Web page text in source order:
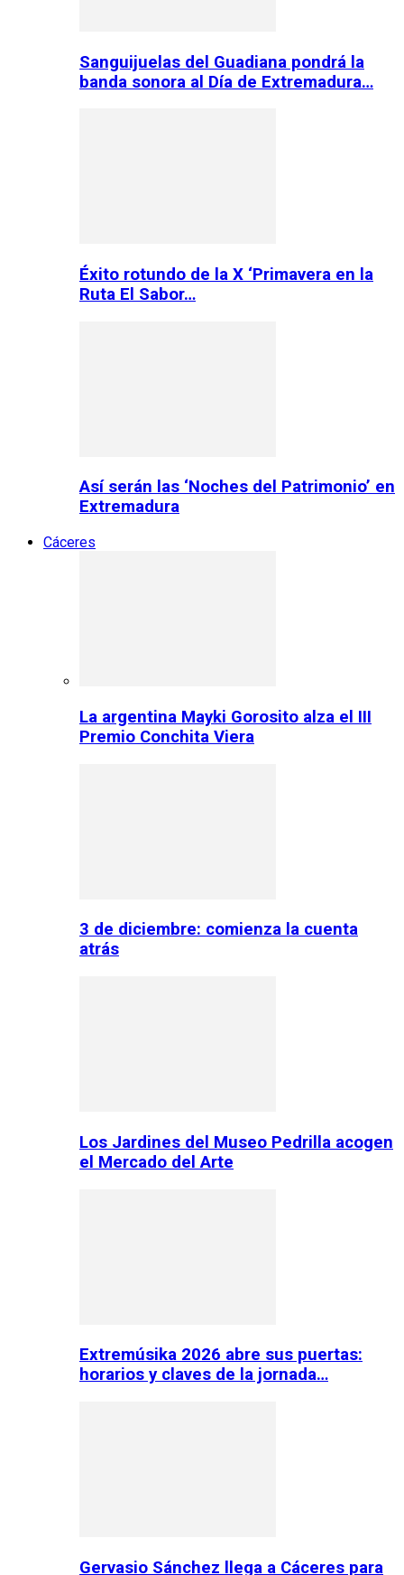
Sanguijuelas del Guadiana pondrá la
banda sonora al Día de Extremadura…
Éxito rotundo de la X ‘Primavera en la
Ruta El Sabor…
Así serán las ‘Noches del Patrimonio’ en
Extremadura
Cáceres
La argentina Mayki Gorosito alza el III
Premio Conchita Viera
3 de diciembre: comienza la cuenta
atrás
Los Jardines del Museo Pedrilla acogen
el Mercado del Arte
Extremúsika 2026 abre sus puertas:
horarios y claves de la jornada…
Gervasio Sánchez llega a Cáceres para